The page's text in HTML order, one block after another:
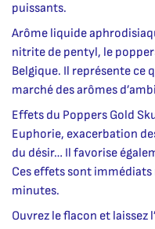
puissants.
Arôme liquide
nitrite de pentyl, le
Belgique. Il représente ce
marché des arômes
Effets du Poppers Gold
Euphorie, exacerbation
du désir… Il favorise
Ces effets sont
minutes.
Ouvrez le flacon et laissez